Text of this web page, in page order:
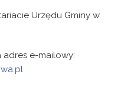
Urzędu Gminy w
e-mailowy: